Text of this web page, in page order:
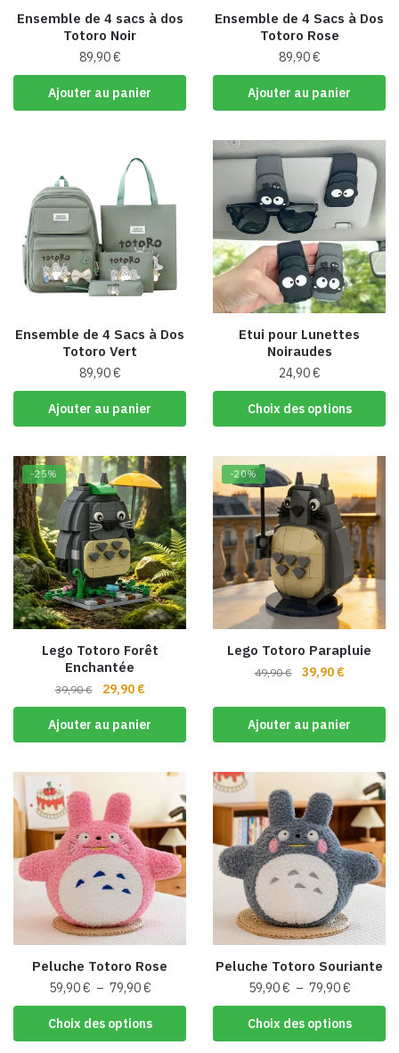
Ensemble de 4 sacs à dos
Totoro Noir
89,90€
Ajouter au panier
Ensemble de 4 Sacs à Dos
Totoro Rose
89,90€
Ajouter au panier
Ensemble de 4 Sacs à Dos
Totoro Vert
89,90€
Ajouter au panier
Etui pour Lunettes
Noiraudes
24,90€
Choix des options
Ce
produit
plusieurs
variations.
Les
options
peuvent
être
choisies
sur
page
du
produit
-25%
Lego Totoro Forêt
Enchantée
39,90€
Le
prix
initial
était :
29,90 €Le
prix
actuel
est :
Ajouter au panier
-20%
Lego Totoro Parapluie
49,90€
Le
initial
était :
39,90 €Le
actuel
est :
Ajouter au panier
Peluche Totoro Rose
59,90€ – 79,90€Plage
de
prix :
59,90 €
Choix des options
Ce
produit
Peluche Totoro Souriante
59,90€ – 79,90€Plage
de
prix :
59,90 €
Choix des options
Ce
produit